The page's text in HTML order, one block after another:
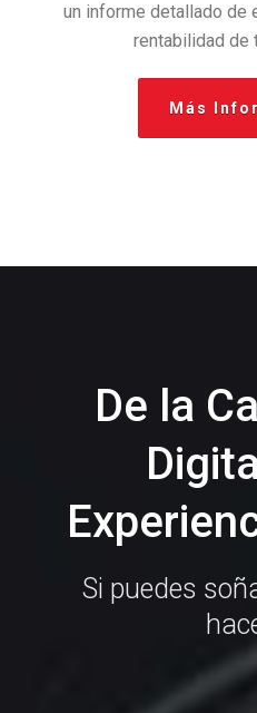
un informe detallado de
rentabilidad de
Más
De la
Si puedes